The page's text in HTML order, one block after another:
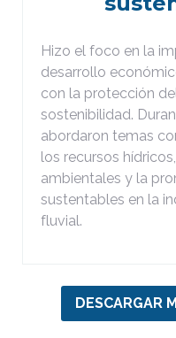
Hizo el foco en la
desarrollo
con la protección
sostenibilidad.
abordaron temas
los recursos
ambientales y la
sustentables en la
fluvial.
DESCARGAR